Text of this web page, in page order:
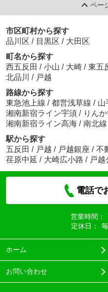
ペー
市区町村から探す
品川区 / 目黒区 / 大田区
町名から探す
西五反田 / 小山 / 大崎 / 東五
北品川 / 戸越
路線から探す
東急池上線 / 都営浅草線 / 山
湘南新宿ライン宇須 / りん
湘南新宿ライン高海 / 南北線
駅から探す
五反田 / 戸越 / 戸越銀座 / 不
荏原中延 / 大崎広小路 / 戸越
電話で
営業時間：
定休日：
ホーム
お問い合わせ